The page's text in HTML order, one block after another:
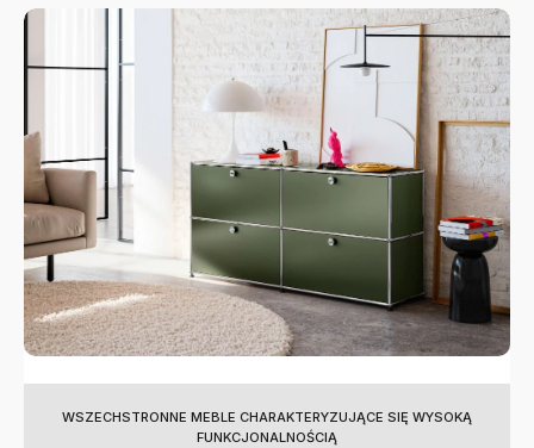
WSZECHSTRONNE MEBLE CHARAKTERYZUJĄCE SIĘ WYSOKĄ
FUNKCJONALNOŚCIĄ